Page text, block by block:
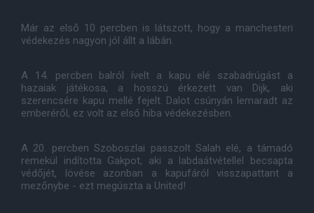
Már az első 10 percben is látszott, hogy a manchesteri
védekezés nagyon jól állt a lábán.
A 14. percben balról ívelt a kapu elé szabadrúgást a
hazaiak játékosa, a hosszú érkezett van Dijk, aki
szerencsére kapu mellé fejelt. Dalot csúnyán lemaradt az
emberéről, ez volt az első hiba védekezésben.
A 20. percben Szoboszlai passzolt Salah elé, a támadó
remekül indította Gakpot, aki a labdaátvétellel becsapta
védőjét, lövése azonban a kapufáról visszapattant a
mezőnybe - ezt megúszta a United!